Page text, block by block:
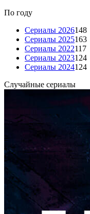
По году
Сериалы 2026148
Сериалы 2025163
Сериалы 2022117
Сериалы 2023124
Сериалы 2024124
Случайные сериалы